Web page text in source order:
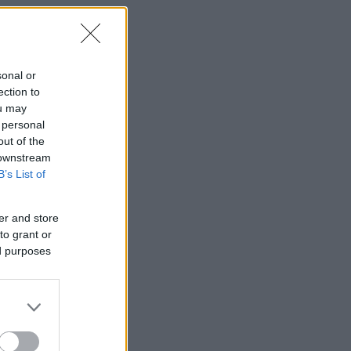
or
to
may
of the
List of
and store
grant or
purposes